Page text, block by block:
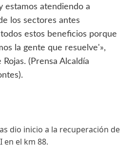
estamos atendiendo a
los sectores antes
estos beneficios porque
la gente que resuelve'»,
(Prensa Alcaldía
dio inicio a la recuperación de
en el km 88.